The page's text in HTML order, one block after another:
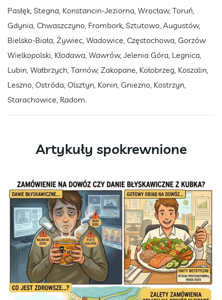
Pasłęk, Stegna, Konstancin-Jeziorna, Wrocław, Toruń,
Gdynia, Chwaszczyno, Frombork, Sztutowo, Augustów,
Bielsko-Biała, Żywiec, Wadowice, Częstochowa, Gorzów
Wielkopolski, Kłodawa, Wawrów, Jelenia Góra, Legnica,
Lubin, Wałbrzych, Tarnów, Zakopane, Kołobrzeg, Koszalin,
Leszno, Ostróda, Olsztyn, Konin, Gniezno, Kostrzyn,
Starachowice, Radom.
Artykuły spokrewnione